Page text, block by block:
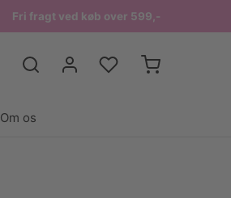
Fri fragt ved køb over 599,-
Om os